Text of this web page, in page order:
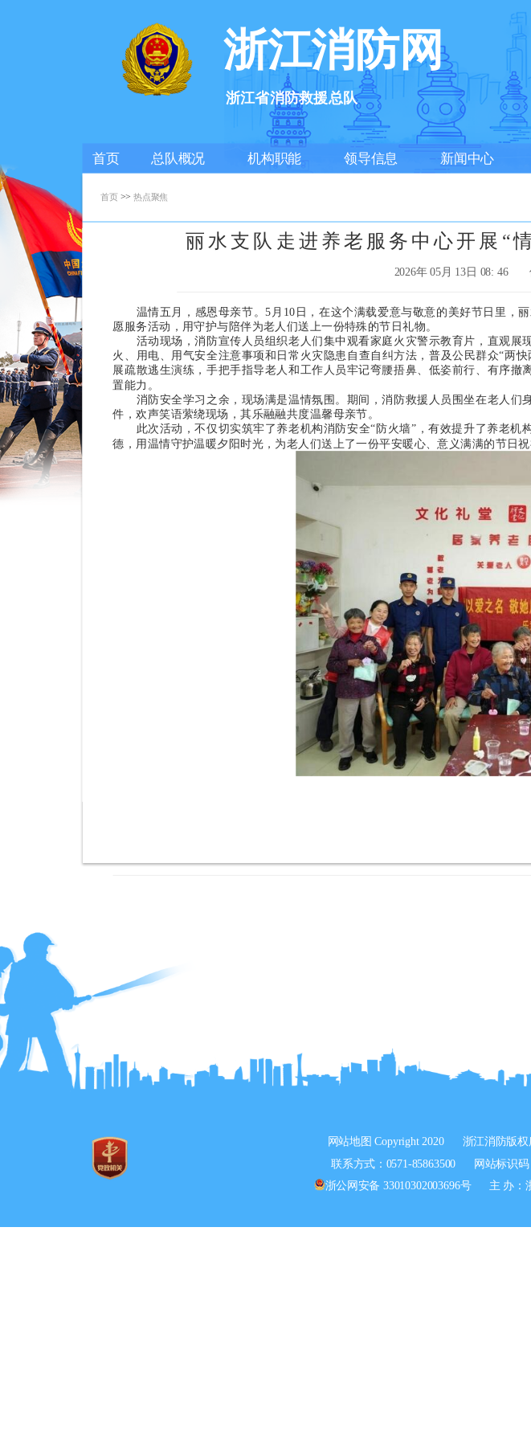
浙江消防网
浙江省消防救援总队
首页 总队概况 机构职能 领导信息 新闻中心
首页 >>热点聚焦
丽水支队走进养老服务中心开展“
2026年 05月 13日 08: 46
温情五月，感恩母亲节。5月10日，在这个满载爱意与敬意的美好节日里，
愿服务活动，用守护与陪伴为老人们送上一份特殊的节日礼物。
活动现场，消防宣传人员组织老人们集中观看家庭火灾警示教育片，直观展
火、用电、用气安全注意事项和日常火灾隐患自查自纠方法，普及公民群众“两
展疏散逃生演练，手把手指导老人和工作人员牢记弯腰捂鼻、低姿前行、有序
置能力。
消防安全学习之余，现场满是温情氛围。期间，消防救援人员围坐在老人们
件，欢声笑语萦绕现场，其乐融融共度温馨母亲节。
此次活动，不仅切实筑牢了养老机构消防安全“防火墙”，有效提升了养老机
德，用温情守护温暖夕阳时光，为老人们送上了一份平安暖心、意义满满的节日祝
网站地图 Copyright 2020 浙江消防版权
联系方式：0571-85863500
网站标识码
浙公网安备 33010302003696号 主 办：